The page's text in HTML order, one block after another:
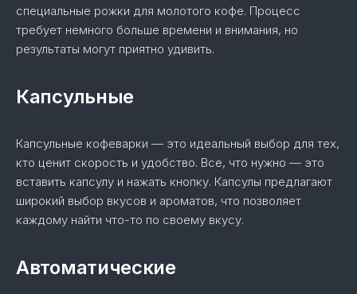
специальные рожки для молотого кофе. Процесс
требует немного больше времени и внимания, но
результаты могут приятно удивить.
Капсульные
Капсульные кофеварки — это идеальный выбор для тех,
кто ценит скорость и удобство. Все, что нужно — это
вставить капсулу и нажать кнопку. Капсулы предлагают
широкий выбор вкусов и ароматов, что позволяет
каждому найти что-то по своему вкусу.
Автоматические